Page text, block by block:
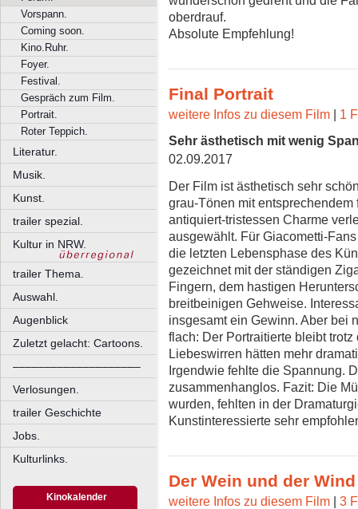
Vorspann.
Coming soon.
Kino.Ruhr.
Foyer.
Festival.
Gespräch zum Film.
Portrait.
Roter Teppich.
Literatur.
Musik.
Kunst.
trailer spezial.
Kultur in NRW.
trailer Thema.
Auswahl.
Augenblick
Zuletzt gelacht: Cartoons.
––––––––––––––––––––
Verlosungen.
trailer Geschichte
Jobs.
Kulturlinks.
Kinokalender
oberdrauf.
Absolute Empfehlung!
Final Portrait
weitere Infos zu diesem Film | 1
Sehr ästhetisch mit wenig
02.09.2017
Der Film ist ästhetisch sehr
grau-Tönen mit
antiquiert-tristessen Charme
ausgewählt. Für Giacometti-
die letzten Lebensphase des
gezeichnet mit der ständigen
Fingern, dem hastigen
breitbeinigen Gehweise.
insgesamt ein Gewinn. Aber bei
flach: Der Portraitierte bleibt
Liebeswirren hätten mehr
Irgendwie fehlte die Spannung.
zusammenhanglos. Fazit: Die
wurden, fehlten in der
Kunstinteressierte sehr
Der Wein und der Wind
weitere Infos zu diesem Film | 3